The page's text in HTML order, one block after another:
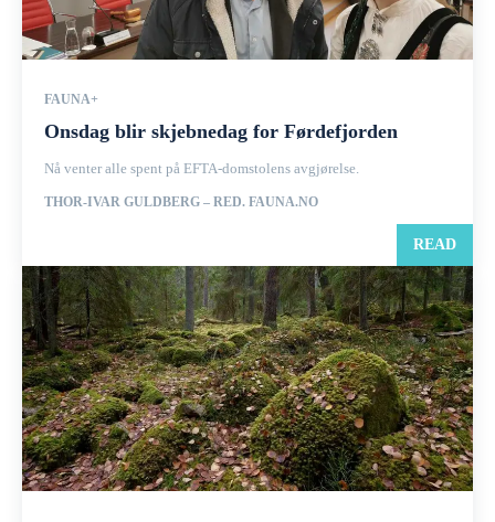
FAUNA+
Onsdag blir skjebnedag for Førdefjorden
Nå venter alle spent på EFTA-domstolens avgjørelse.
THOR-IVAR GULDBERG – RED. FAUNA.NO
READ